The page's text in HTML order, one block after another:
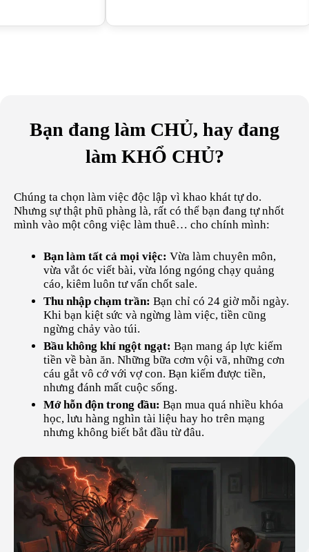
Bạn đang làm CHỦ, hay đang
làm KHỔ CHỦ?
Chúng ta chọn làm việc độc lập vì khao khát tự do.
Nhưng sự thật phũ phàng là, rất có thể bạn đang tự nhốt
mình vào một công việc làm thuê… cho chính mình:
Bạn làm tất cả mọi việc: Vừa làm chuyên môn,
vừa vắt óc viết bài, vừa lóng ngóng chạy quảng
cáo, kiêm luôn tư vấn chốt sale.
Thu nhập chạm trần: Bạn chỉ có 24 giờ mỗi ngày.
Khi bạn kiệt sức và ngừng làm việc, tiền cũng
ngừng chảy vào túi.
Bầu không khí ngột ngạt: Bạn mang áp lực kiếm
tiền về bàn ăn. Những bữa cơm vội vã, những cơn
cáu gắt vô cớ với vợ con. Bạn kiếm được tiền,
nhưng đánh mất cuộc sống.
Mớ hỗn độn trong đầu: Bạn mua quá nhiều khóa
học, lưu hàng nghìn tài liệu hay ho trên mạng
nhưng không biết bắt đầu từ đâu.